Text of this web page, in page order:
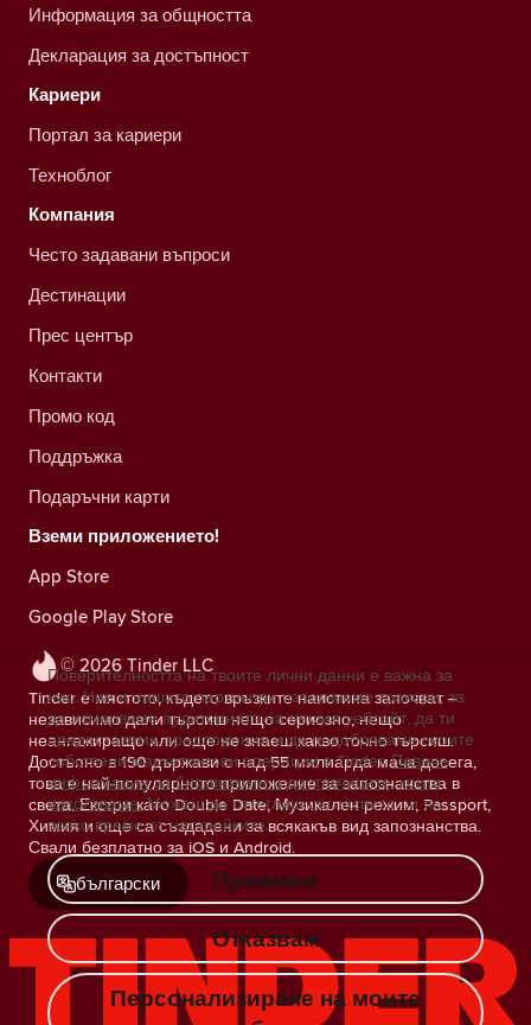
© 2026 Tinder LLC
Tinder е мястото, където връзките наистина започват –
независимо дали търсиш нещо сериозно, нещо
неангажиращо или още не знаеш какво точно търсиш.
Достъпно в 190 държави с над 55 милиарда мача досега,
това е най-популярното приложение за запознанства в
света. Екстри като Double Date, Музикален режим, Passport,
Химия и още са създадени за всякакъв вид запознанства.
Свали безплатно за iOS и Android.
български
Информация за общността
Декларация за достъпност
Кариери
Портал за кариери
Техноблог
Компания
Често задавани въпроси
Дестинации
Прес център
Контакти
Промо код
Поддръжка
Подаръчни карти
Вземи приложението!
App Store
Google Play Store
Поверителността на твоите лични данни е важна за
нас. Ние и нашите партньори използваме тракери, за
да измерваме аудиторията на нашия уебсайт, да ти
предоставяме предложения и да подобряваме своите
собствени маркетингови операции в Tinder. Повече
информация за бисквитките и доставчиците, които
използваме. Можеш да оттеглиш съгласието си по
всяко време от настройките.
Приемам
Отказвам
Персонализиране на моите